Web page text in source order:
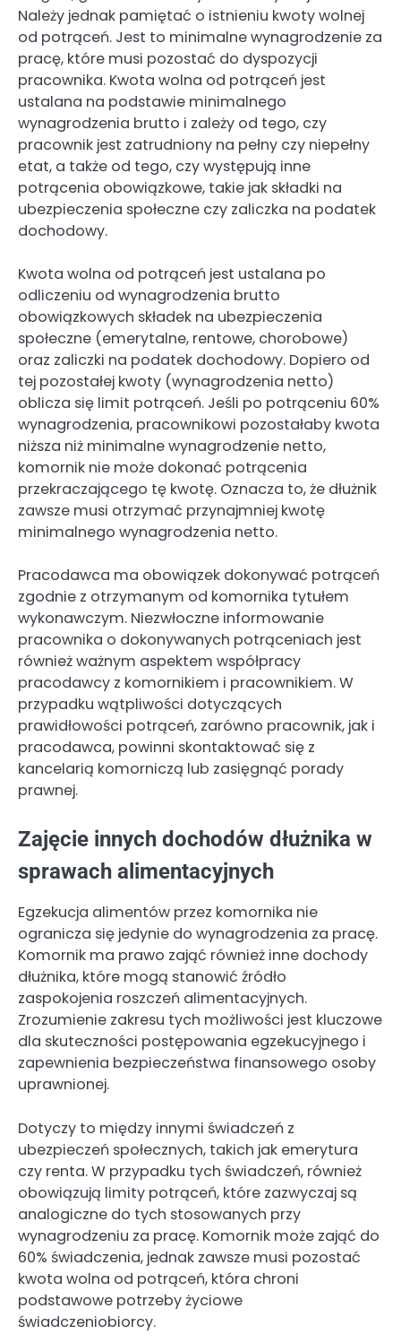
Należy jednak pamiętać o istnieniu kwoty wolnej
od potrąceń. Jest to minimalne wynagrodzenie za
pracę, które musi pozostać do dyspozycji
pracownika. Kwota wolna od potrąceń jest
ustalana na podstawie minimalnego
wynagrodzenia brutto i zależy od tego, czy
pracownik jest zatrudniony na pełny czy niepełny
etat, a także od tego, czy występują inne
potrącenia obowiązkowe, takie jak składki na
ubezpieczenia społeczne czy zaliczka na podatek
dochodowy.
Kwota wolna od potrąceń jest ustalana po
odliczeniu od wynagrodzenia brutto
obowiązkowych składek na ubezpieczenia
społeczne (emerytalne, rentowe, chorobowe)
oraz zaliczki na podatek dochodowy. Dopiero od
tej pozostałej kwoty (wynagrodzenia netto)
oblicza się limit potrąceń. Jeśli po potrąceniu 60%
wynagrodzenia, pracownikowi pozostałaby kwota
niższa niż minimalne wynagrodzenie netto,
komornik nie może dokonać potrącenia
przekraczającego tę kwotę. Oznacza to, że dłużnik
zawsze musi otrzymać przynajmniej kwotę
minimalnego wynagrodzenia netto.
Pracodawca ma obowiązek dokonywać potrąceń
zgodnie z otrzymanym od komornika tytułem
wykonawczym. Niezwłoczne informowanie
pracownika o dokonywanych potrąceniach jest
również ważnym aspektem współpracy
pracodawcy z komornikiem i pracownikiem. W
przypadku wątpliwości dotyczących
prawidłowości potrąceń, zarówno pracownik, jak i
pracodawca, powinni skontaktować się z
kancelarią komorniczą lub zasięgnąć porady
prawnej.
Zajęcie innych dochodów dłużnika w
sprawach alimentacyjnych
Egzekucja alimentów przez komornika nie
ogranicza się jedynie do wynagrodzenia za pracę.
Komornik ma prawo zająć również inne dochody
dłużnika, które mogą stanowić źródło
zaspokojenia roszczeń alimentacyjnych.
Zrozumienie zakresu tych możliwości jest kluczowe
dla skuteczności postępowania egzekucyjnego i
zapewnienia bezpieczeństwa finansowego osoby
uprawnionej.
Dotyczy to między innymi świadczeń z
ubezpieczeń społecznych, takich jak emerytura
czy renta. W przypadku tych świadczeń, również
obowiązują limity potrąceń, które zazwyczaj są
analogiczne do tych stosowanych przy
wynagrodzeniu za pracę. Komornik może zająć do
60% świadczenia, jednak zawsze musi pozostać
kwota wolna od potrąceń, która chroni
podstawowe potrzeby życiowe
świadczeniobiorcy.